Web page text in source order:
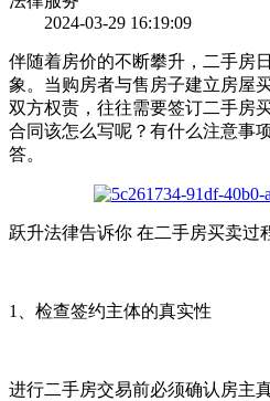
2024-03-29 16:19:09
伴随着房价的不断攀升，二手房
象。当购房者与售房子建立房屋
双方权责，往往需要签订二手房
合同该怎么写呢？有什么注意事
答。
跃升法律告诉你 在二手房买卖过
1、检查签约主体的真实性
进行二手房交易前必须确认房主